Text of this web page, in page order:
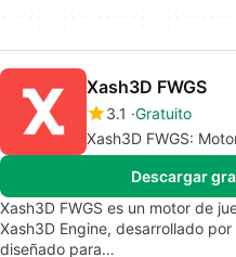
Xash3D FWGS
3.1 Gratuito
Xash3D FWGS:
Descargar
Xash3D FWGS es un motor de
Xash3D Engine, desarrollado
diseñado para…